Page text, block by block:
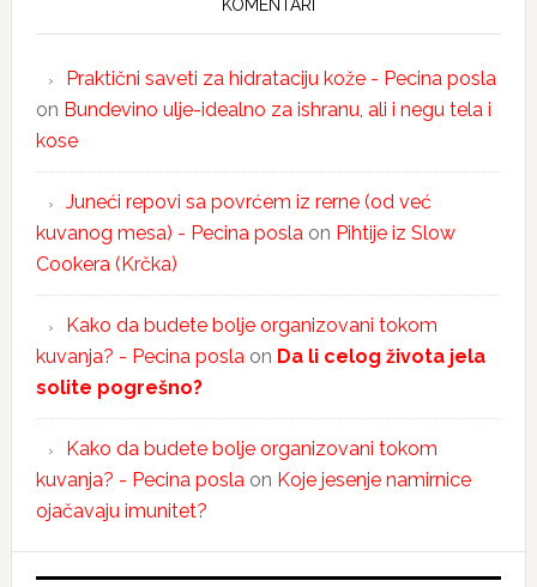
KOMENTARI
Praktični saveti za hidrataciju kože - Pecina posla
on Bundevino ulje-idealno za ishranu, ali i negu tela i
kose
Juneći repovi sa povrćem iz rerne (od već
kuvanog mesa) - Pecina poslaon Pihtije iz Slow
Cookera (Krčka)
Kako da budete bolje organizovani tokom
kuvanja? - Pecina poslaon Da li celog života jela
solite pogrešno?
Kako da budete bolje organizovani tokom
kuvanja? - Pecina poslaon Koje jesenje namirnice
ojačavaju imunitet?